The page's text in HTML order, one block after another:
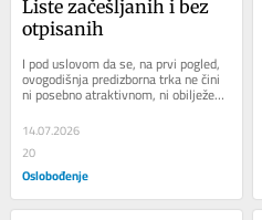
Liste začešljanih i bez
otpisanih
I pod uslovom da se, na prvi pogled,
ovogodišnja predizborna trka ne čini
ni posebno atraktivnom, ni obilježena
dosad neviđenim, jer nas muči...
14.07.2026
20
Oslobođenje